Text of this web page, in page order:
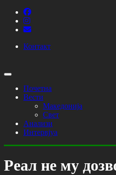
Контакт
Почетна
Вести
Македонија
Свет
Анализи
Интервјуа
Реал не му